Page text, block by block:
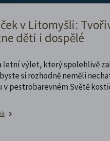
v Litomyšli:
děti i dospělé
letní výlet, který spolehlivě
si rozhodně neměli
v pestrobarevném Světě